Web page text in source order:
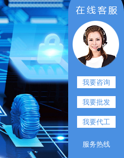
我要咨询
我要批发
我要代工
服务热线